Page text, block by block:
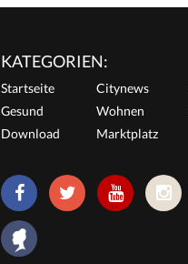
KATEGORIEN:
Startseite Citynews
Gesund
Wohnen
Download
Marktplatz